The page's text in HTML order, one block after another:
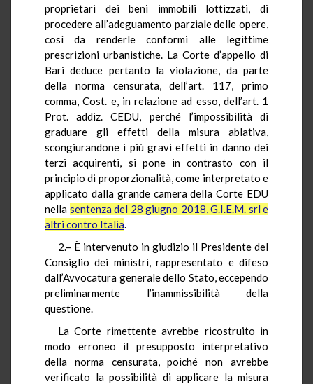
proprietari dei beni immobili lottizzati, di
procedere all’adeguamento parziale delle opere,
così da renderle conformi alle legittime
prescrizioni urbanistiche. La Corte d’appello di
Bari deduce pertanto la violazione, da parte
della norma censurata, dell’art. 117, primo
comma, Cost. e, in relazione ad esso, dell’art. 1
Prot. addiz. CEDU, perché l’impossibilità di
graduare gli effetti della misura ablativa,
scongiurandone i più gravi effetti in danno dei
terzi acquirenti, si pone in contrasto con il
principio di proporzionalità, come interpretato e
applicato dalla grande camera della Corte EDU
nella sentenza del 28 giugno 2018, G.I.E.M. srl e
altri contro Italia.
2.– È intervenuto in giudizio il Presidente del
Consiglio dei ministri, rappresentato e difeso
dall’Avvocatura generale dello Stato, eccependo
preliminarmente l’inammissibilità della
questione.
La Corte rimettente avrebbe ricostruito in
modo erroneo il presupposto interpretativo
della norma censurata, poiché non avrebbe
verificato la possibilità di applicare la misura